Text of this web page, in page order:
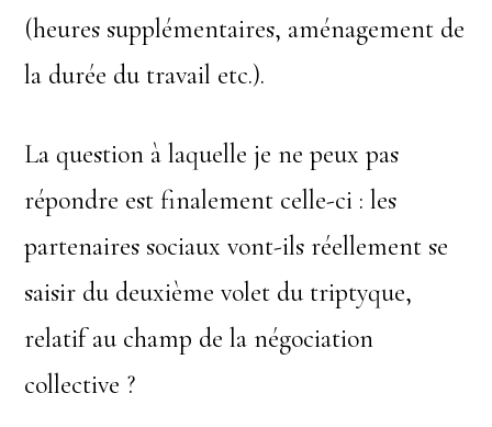
(heures supplémentaires, aménagement de
la durée du travail etc.).
La question à laquelle je ne peux pas
répondre est finalement celle-ci : les
partenaires sociaux vont-ils réellement se
saisir du deuxième volet du triptyque,
relatif au champ de la négociation
collective ?